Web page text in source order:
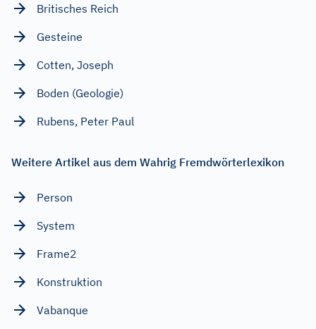
Britisches Reich
Gesteine
Cotten, Joseph
Boden (Geologie)
Rubens, Peter Paul
Weitere Artikel aus dem Wahrig Fremdwörterlexikon
Person
System
Frame2
Konstruktion
Vabanque